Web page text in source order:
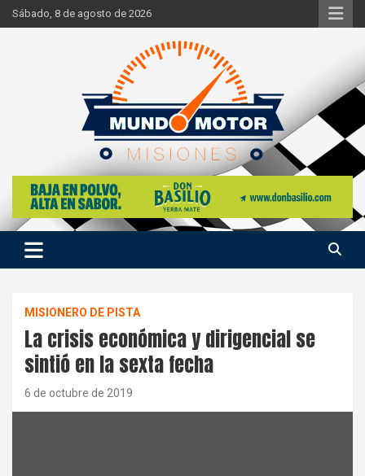
Skip
to
Sábado, 8 de agosto de 2026
Mundo Motor Misiones
Si hay ruido de motores ahí estaremos
MISIONERO DE PISTA
La crisis económica y dirigencial se
sintió en la sexta fecha
6 de octubre de 2019